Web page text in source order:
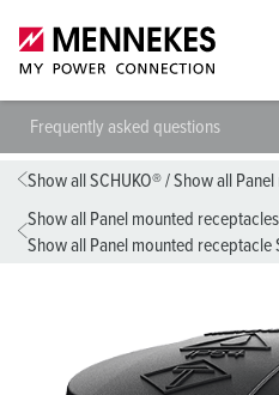
Frequently asked questions
Show all SCHUKO®/Show all
Show all Panel mounted receptacles
Show all Panel mounted receptacle